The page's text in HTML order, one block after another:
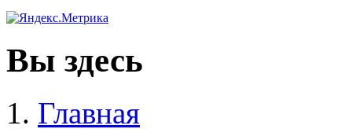
Вы здесь
Главная